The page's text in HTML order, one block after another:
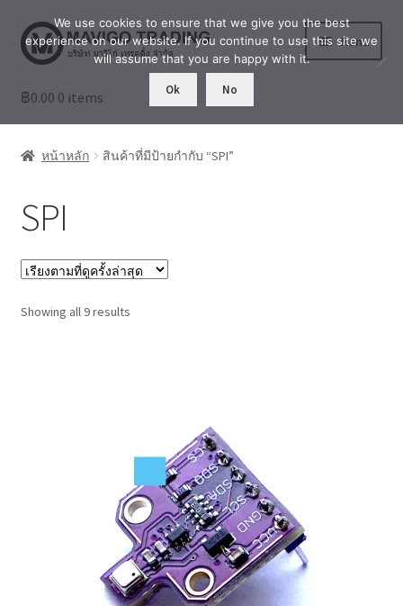
Skip
to
Skip
to
Menu
ร้านค้า
บัญชีผู้ใช้ของฉัน
฿0.00 0 items
หน้าหลัก สินค้าที่มีป้ายกำกับ “SPI”
SPI
Showing all 9 resultsSorted
We use cookies to ensure that we give you the best
experience on our website. If you continue to use this site we
will assume that you are happy with it.
Ok No